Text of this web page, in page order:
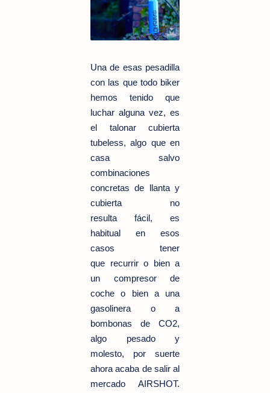
Una de esas pesadilla
con las que todo biker
hemos tenido que
luchar alguna vez, es
el talonar cubierta
tubeless, algo que en
casa salvo
combinaciones
concretas de llanta y
cubierta no
resulta fácil, es
habitual en esos
casos tener
que recurrir o bien a
un compresor de
coche o bien a una
gasolinera o a
bombonas de CO2,
algo pesado y
molesto, por suerte
ahora acaba de salir al
mercado AIRSHOT.